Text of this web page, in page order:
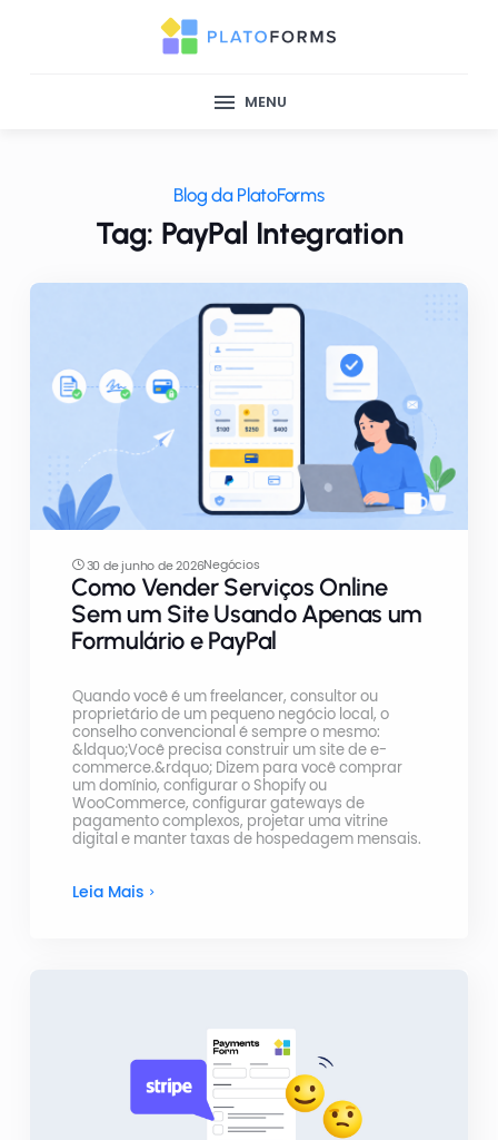
MENU
Blog da PlatoForms
Tag: PayPal Integration
30 de junho de 2026Negócios
Como Vender Serviços Online
Sem um Site Usando Apenas um
Formulário e PayPal
Quando você é um freelancer, consultor ou
proprietário de um pequeno negócio local, o
conselho convencional é sempre o mesmo:
&ldquo;Você precisa construir um site de e-
commerce.&rdquo; Dizem para você comprar
um domínio, configurar o Shopify ou
WooCommerce, configurar gateways de
pagamento complexos, projetar uma vitrine
digital e manter taxas de hospedagem mensais.
Leia Mais